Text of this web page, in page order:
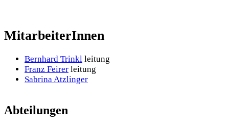
MitarbeiterInnen
Bernhard Trinkl leitung
Franz Feirer leitung
Sabrina Atzlinger
Abteilungen